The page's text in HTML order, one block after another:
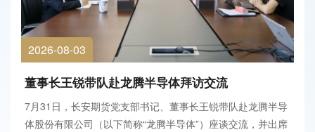
2026-08-03
董事长王锐带队赴龙腾半导体拜访交流
7月31日，长安期货党支部书记、董事长王锐带队赴龙腾半导
体股份有限公司（以下简称“龙腾半导体”）座谈交流，并出席